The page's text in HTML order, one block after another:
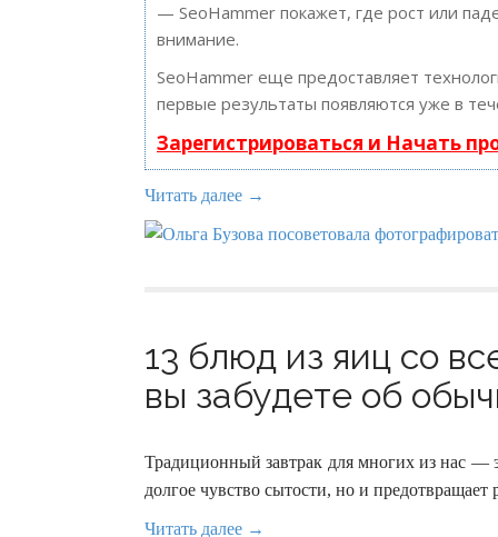
— SeoHammer покажет, где рост или
внимание.
SeoHammer еще предоставляет
первые результаты появляются уже в
Зарегистрироваться и Начать
Читать далее →
13 блюд из яиц со
вы забудете об
Традиционный завтрак для многих из нас —
долгое чувство сытости, но и предотвращает
Читать далее →